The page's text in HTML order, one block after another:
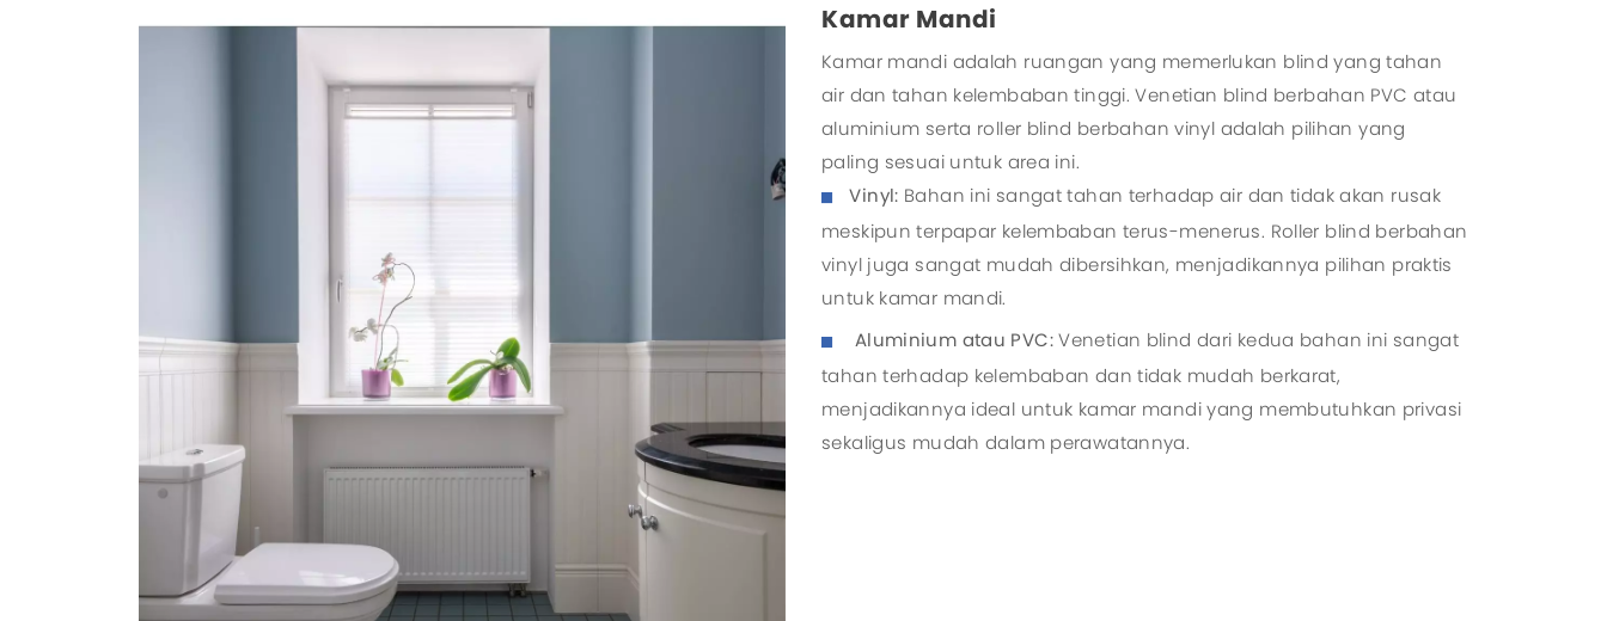
Kamar Mandi
Kamar mandi adalah ruangan yang memerlukan blind yang tahan
air dan tahan kelembaban tinggi. Venetian blind berbahan PVC atau
aluminium serta roller blind berbahan vinyl adalah pilihan yang
paling sesuai untuk area ini.
Vinyl: Bahan ini sangat tahan terhadap air dan tidak akan rusak
meskipun terpapar kelembaban terus-menerus. Roller blind berbahan
vinyl juga sangat mudah dibersihkan, menjadikannya pilihan praktis
untuk kamar mandi.
Aluminium atau PVC:Venetian blind dari kedua bahan ini sangat
tahan terhadap kelembaban dan tidak mudah berkarat,
menjadikannya ideal untuk kamar mandi yang membutuhkan privasi
sekaligus mudah dalam perawatannya.